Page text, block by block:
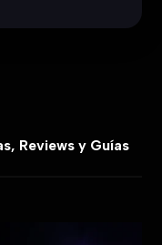
Reviews y Guías